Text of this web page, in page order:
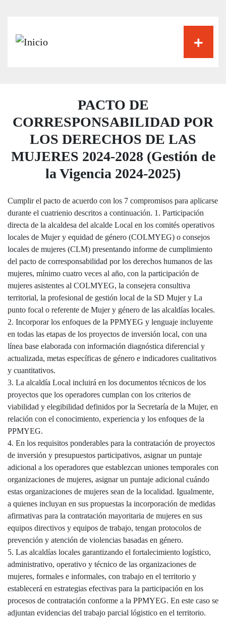
PACTO DE
CORRESPONSABILIDAD POR
LOS DERECHOS DE LAS
MUJERES 2024-2028 (Gestión de
la Vigencia 2024-2025)
Cumplir el pacto de acuerdo con los 7 compromisos para aplicarse
durante el cuatrienio descritos a continuación. 1. Participación
directa de la alcaldesa del alcalde Local en los comités operativos
locales de Mujer y equidad de género (COLMYEG) o consejos
locales de mujeres (CLM) presentando informe de cumplimiento
del pacto de corresponsabilidad por los derechos humanos de las
mujeres, mínimo cuatro veces al año, con la participación de
mujeres asistentes al COLMYEG, la consejera consultiva
territorial, la profesional de gestión local de la SD Mujer y La
punto focal o referente de Mujer y género de las alcaldías locales.
2. Incorporar los enfoques de la PPMYEG y lenguaje incluyente
en todas las etapas de los proyectos de inversión local, con una
línea base elaborada con información diagnóstica diferencial y
actualizada, metas específicas de género e indicadores cualitativos
y cuantitativos.
3. La alcaldía Local incluirá en los documentos técnicos de los
proyectos que los operadores cumplan con los criterios de
viabilidad y elegibilidad definidos por la Secretaría de la Mujer, en
relación con el conocimiento, experiencia y los enfoques de la
PPMYEG.
4. En los requisitos ponderables para la contratación de proyectos
de inversión y presupuestos participativos, asignar un puntaje
adicional a los operadores que establezcan uniones temporales con
organizaciones de mujeres, asignar un puntaje adicional cuándo
estas organizaciones de mujeres sean de la localidad. Igualmente,
a quienes incluyan en sus propuestas la incorporación de medidas
afirmativas para la contratación mayoritaria de mujeres en sus
equipos directivos y equipos de trabajo, tengan protocolos de
prevención y atención de violencias basadas en género.
5. Las alcaldías locales garantizando el fortalecimiento logístico,
administrativo, operativo y técnico de las organizaciones de
mujeres, formales e informales, con trabajo en el territorio y
establecerá en estrategias efectivas para la participación en los
procesos de contratación conforme a la PPMYEG. En este caso se
adjuntan evidencias del trabajo parcial lógistico en el territorio.